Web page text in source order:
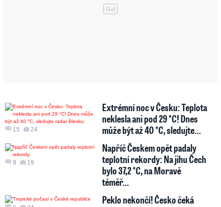
15 24
Extrémní noc v Česku: Teplota
neklesla ani pod 29 °C! Dnes
může být až 40 °C, sledujte…
9 19
Napříč Českem opět padaly
teplotní rekordy: Na jihu Čech
bylo 37,2 °C, na Moravě
téměř…
Peklo nekončí! Česko čeká